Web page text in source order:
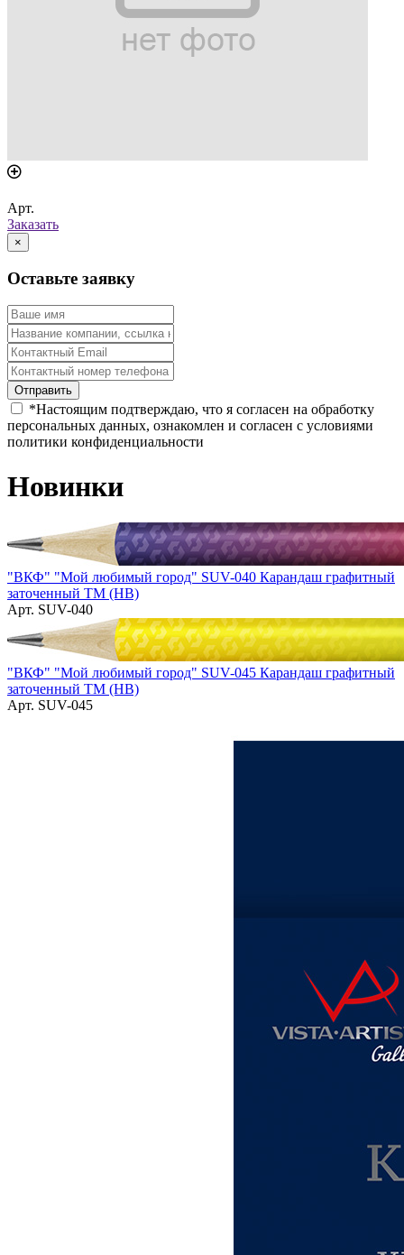
Арт.
Заказать
×
Оставьте заявку
*Настоящим подтверждаю, что я согласен на обработку
персональных данных, ознакомлен и согласен с условиями
политики конфиденциальности
Новинки
"ВКФ" "Мой любимый город" SUV-040 Карандаш графитный
заточенный ТМ (HB)
Арт. SUV-040
"ВКФ" "Мой любимый город" SUV-045 Карандаш графитный
заточенный ТМ (HB)
Арт. SUV-045